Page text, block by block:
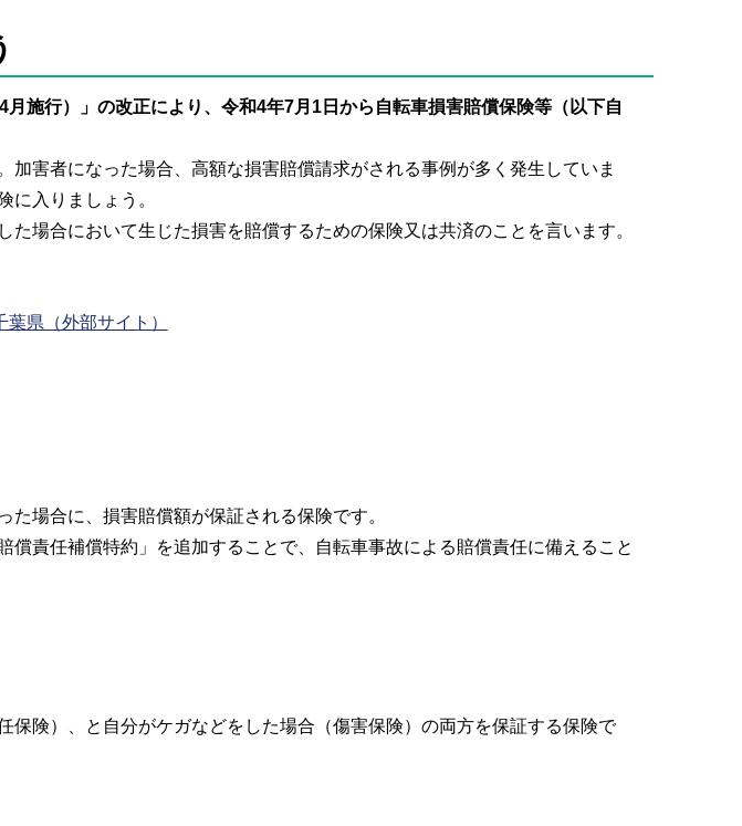
施行）」の改正により、令和4年7月1日から自転車損害賠償保険等（以下自
害者になった場合、高額な損害賠償請求がされる事例が多く発生していま
に入りましょう。
場合において生じた損害を賠償するための保険又は共済のことを言います。
県（外部サイト）
場合に、損害賠償額が保証される保険です。
責任補償特約」を追加することで、自転車事故による賠償責任に備えること
険）、と自分がケガなどをした場合（傷害保険）の両方を保証する保険で